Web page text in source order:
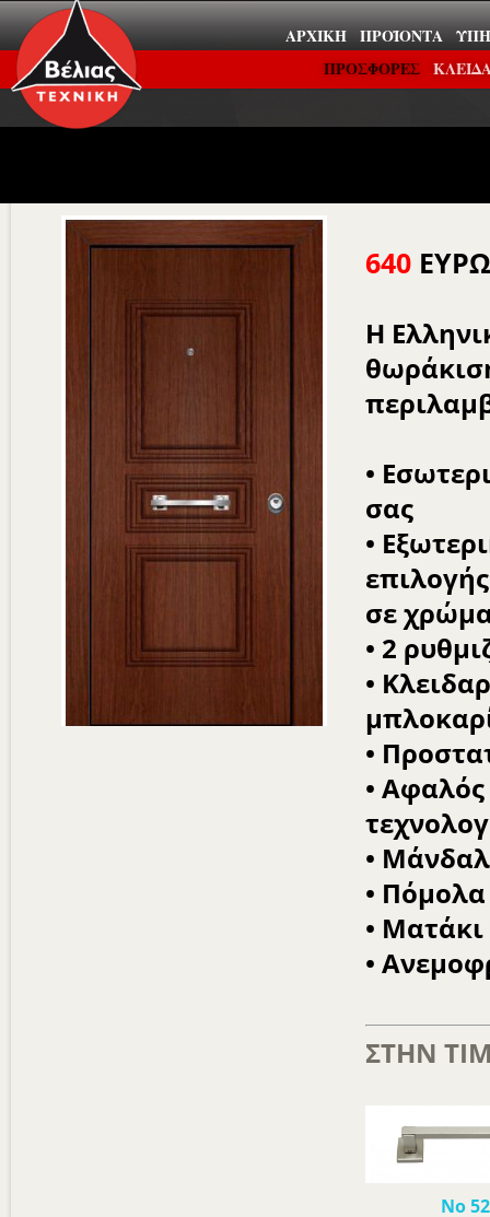
ΑΡΧΙΚΉ ΠΡΟΪΌΝΤΑ
ΠΡΟΣΦΟΡΕΣ
640
Η
•
σας
•
σε
• 2
•
•
•
•
• Πόμολα
• Ματάκι
•
ΣΤΗΝ
Νο